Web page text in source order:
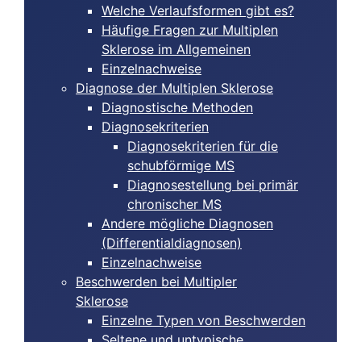
Welche Verlaufsformen gibt es?
Häufige Fragen zur Multiplen
Sklerose im Allgemeinen
Einzelnachweise
Diagnose der Multiplen Sklerose
Diagnostische Methoden
Diagnosekriterien
Diagnosekriterien für die
schubförmige MS
Diagnosestellung bei primär
chronischer MS
Andere mögliche Diagnosen
(Differentialdiagnosen)
Einzelnachweise
Beschwerden bei Multipler
Sklerose
Einzelne Typen von Beschwerden